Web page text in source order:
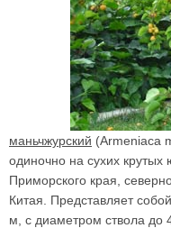
маньчжурский (Armeniaca
одиночно на сухих
Приморского края,
Китая. Представляет
м, с диаметром ствола до